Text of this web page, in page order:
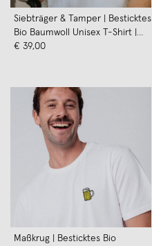
Siebträger & Tamper | Besticktes
Bio Baumwoll Unisex T-Shirt |
weiß | Fashion Drinks
€ 39,00
Maßkrug | Besticktes Bio